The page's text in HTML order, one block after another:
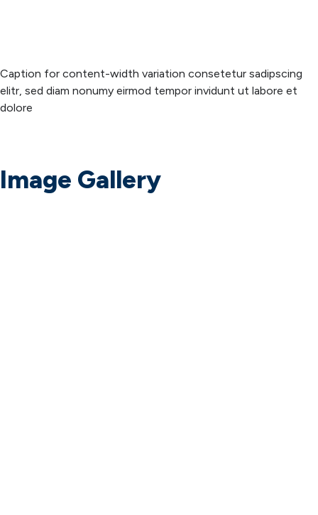
Caption for content-width variation consetetur sadipscing
elitr, sed diam nonumy eirmod tempor invidunt ut labore et
dolore
Image Gallery